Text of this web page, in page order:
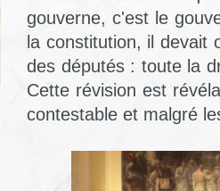
gouverne, c'est le
la constitution, il devait
des députés : toute la
Cette révision est
contestable et malgré